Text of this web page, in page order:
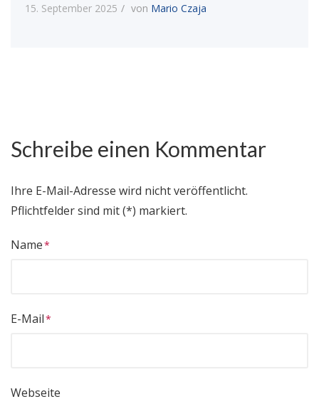
15. September 2025 von Mario Czaja
Schreibe einen Kommentar
Ihre E-Mail-Adresse wird nicht veröffentlicht.
Pflichtfelder sind mit (*) markiert.
Name
E-Mail
Webseite